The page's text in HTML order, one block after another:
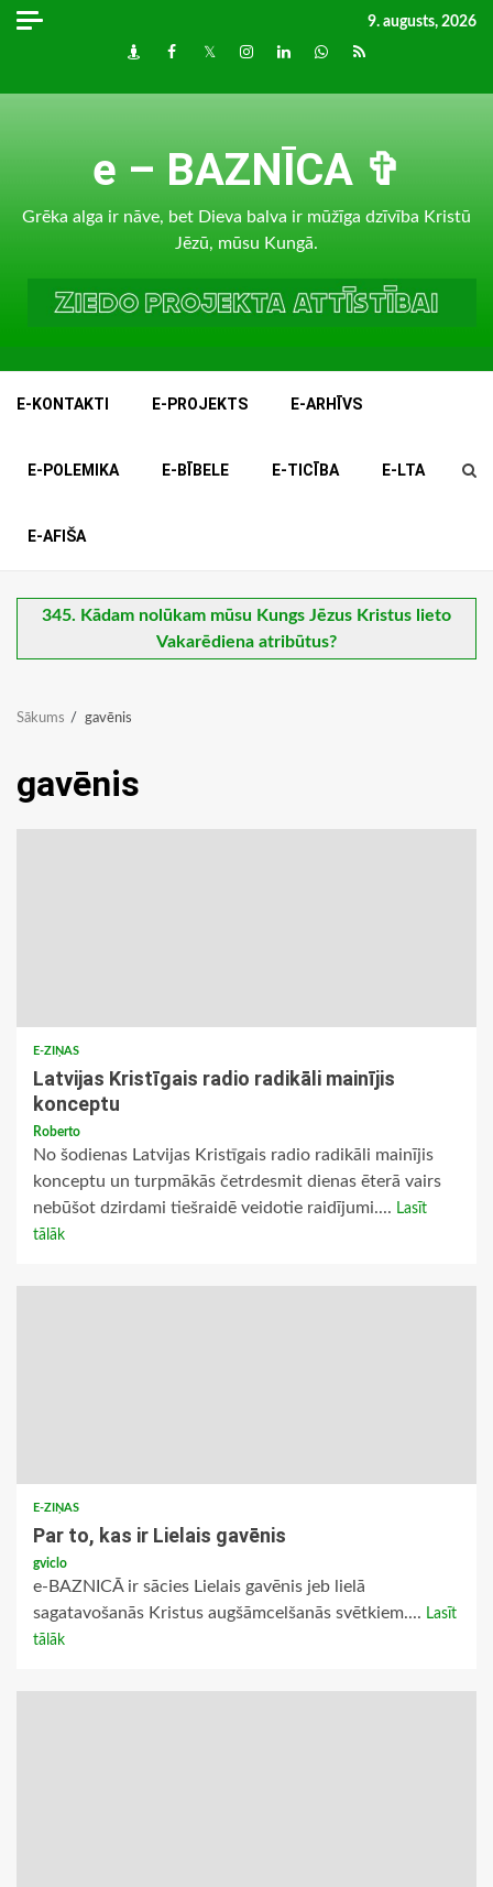
Skip
9. augusts, 2026
DraugiemFacebook
TwitterInstagram
LinkedInwhatsapp
RSS
e – BAZNĪCA ✞
Grēka alga ir nāve, bet Dieva balva ir mūžīga dzīvība Kristū
Jēzū, mūsu Kungā.
E-KONTAKTI E-PROJEKTS E-ARHĪVS
E-POLEMIKA E-BĪBELE E-TICĪBA E-LTA
E-AFIŠA
345. Kādam nolūkam mūsu Kungs Jēzus Kristus lieto
Vakarēdiena atribūtus?
Sākums gavēnis
gavēnis
E-ZIŅAS
Latvijas Kristīgais radio radikāli mainījis
konceptu
Roberto
No šodienas Latvijas Kristīgais radio radikāli mainījis
konceptu un turpmākās četrdesmit dienas ēterā vairs
nebūšot dzirdami tiešraidē veidotie raidījumi.... Lasīt
tālāk
E-ZIŅAS
Par to, kas ir Lielais gavēnis
gviclo
e-BAZNICĀ ir sācies Lielais gavēnis jeb lielā
sagatavošanās Kristus augšāmcelšanās svētkiem.... Lasīt
tālāk